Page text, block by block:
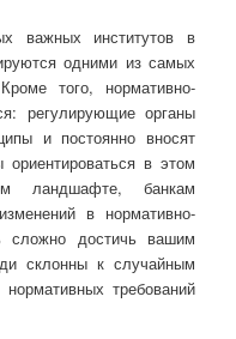
важных институтов в
одними из самых
того, нормативно-
регулирующие органы
и постоянно вносят
в этом
ландшафте, банкам
в нормативно-
сложно достичь вашим
склонны к случайным
требований